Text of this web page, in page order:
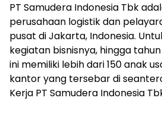
PT Samudera Indonesia Tbk
perusahaan logistik dan
pusat di Jakarta, Indonesia.
kegiatan bisnisnya, hingga
ini memiliki lebih dari 150 anak
kantor yang tersebar di
Kerja PT Samudera Indonesia